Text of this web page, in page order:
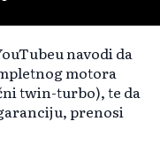
navodi da
motora
twin-turbo), te da
prenosi